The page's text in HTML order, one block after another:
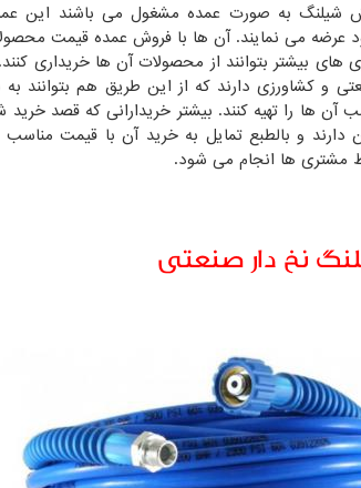
شیلنگ به صورت عمده مشغول می باشند این
عرضه می نمایند. آن ها با فروش عمده قیمت
بیشتر بتوانند از محصولات آن ها خریداری
و کشاورزی دارند که از این طریق هم بتوانند به
آن ها را تهیه کنند. بیشتر خریدارانی که قصد
دارند و بالطبع تمایل به خرید آن با قیمت مناسب
مشتری ها انجام می شود.
نخ دار صنعتی